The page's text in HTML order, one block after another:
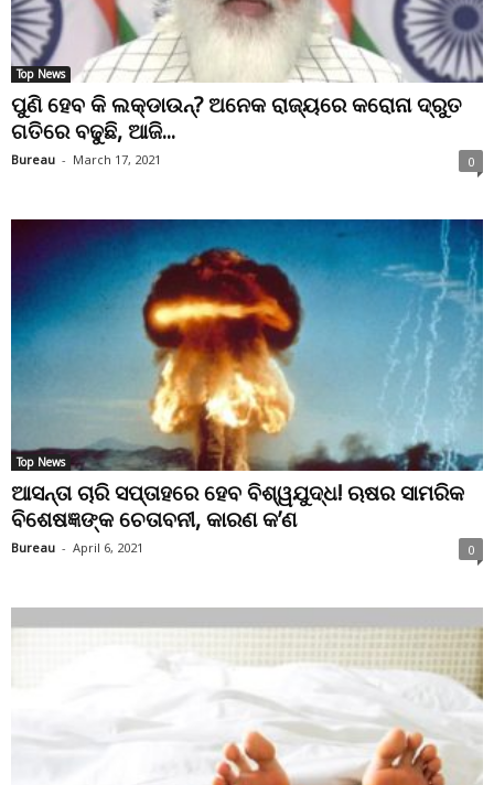
Top News
ପୁଣି ହେବ କି ଲକ୍ଡାଉନ୍? ଅନେକ ରାଜ୍ୟରେ କରୋନା ଦ୍ରୁତ
ଗତିରେ ବଢୁଛି, ଆଜି...
Bureau - March 17, 2021 0
Top News
ଆସନ୍ତା ଚାରି ସପ୍ତାହରେ ହେବ ବିଶ୍ୱଯୁଦ୍ଧ! ଋଷର ସାମରିକ
ବିଶେଷଜ୍ଞଙ୍କ ଚେତାବନୀ, କାରଣ କ’ଣ
Bureau - April 6, 2021 0